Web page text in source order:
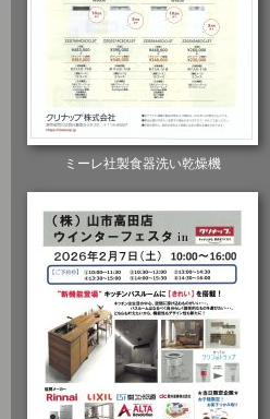
ミーレ社製食器洗い乾燥機